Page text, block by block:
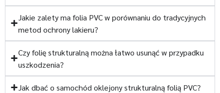
Jakie zalety ma folia PVC w porównaniu do tradycyjnych
metod ochrony lakieru?
Czy folię strukturalną można łatwo usunąć w przypadku
uszkodzenia?
Jak dbać o samochód oklejony strukturalną folią PVC?